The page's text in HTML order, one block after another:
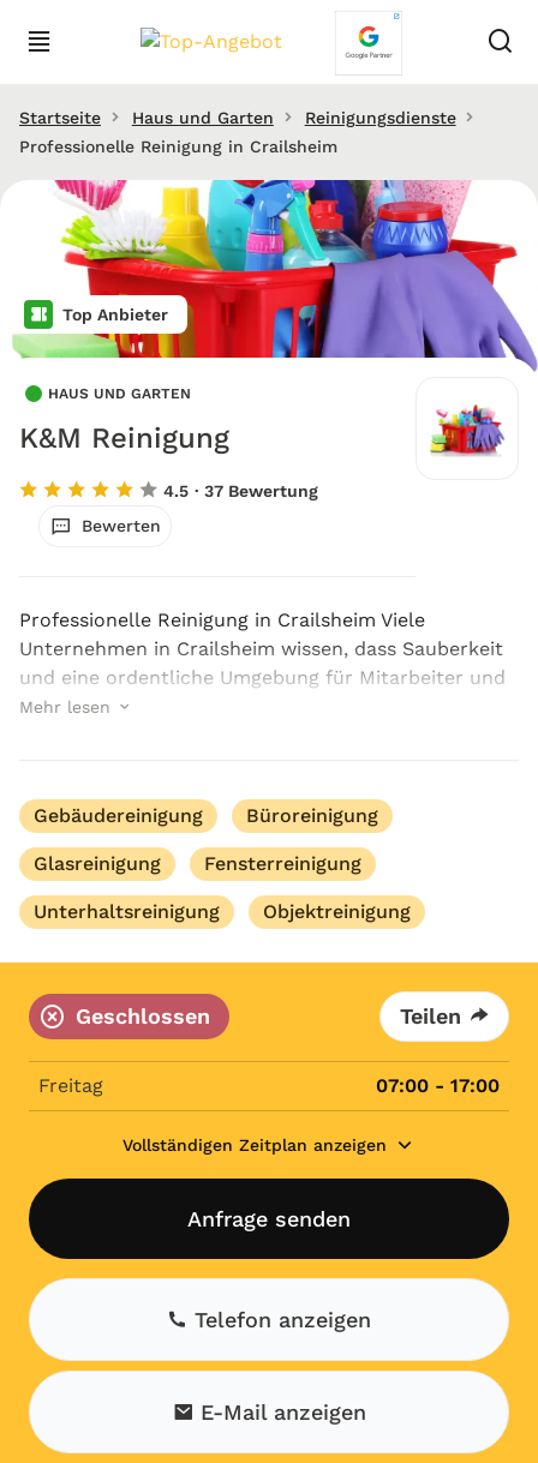
Startseite Haus und Garten
Reinigungsdienste
Professionelle Reinigung in Crailsheim
Top Anbieter
HAUS UND GARTEN
K&M Reinigung
4.5 · 37 Bewertung
Bewerten
Professionelle Reinigung in Crailsheim Viele
Unternehmen in Crailsheim wissen, dass Sauberkeit
und eine ordentliche Umgebung für Mitarbeiter und
Kunden entscheidend sind. K&M Reinigung bietet
Mehr lesen
Gebäudereinigung Büroreinigung
Glasreinigung Fensterreinigung
Unterhaltsreinigung Objektreinigung
Geschlossen Teilen
Freitag 07:00 - 17:00
Vollständigen Zeitplan anzeigen
Anfrage senden
Telefon anzeigen
E-Mail anzeigen